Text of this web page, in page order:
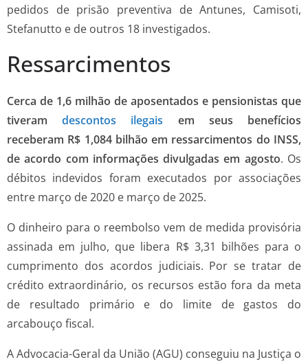
pedidos de prisão preventiva de Antunes, Camisoti,
Stefanutto e de outros 18 investigados.
Ressarcimentos
Cerca de 1,6 milhão de aposentados e pensionistas que
tiveramdescontos ilegais em seus benefícios
receberam R$ 1,084 bilhão em ressarcimentos do INSS,
de acordo com informações divulgadas em agosto. Os
débitos indevidos foram executados por associações
entre março de 2020 e março de 2025.
O dinheiro para o reembolso vem de medida provisória
assinada em julho, que libera R$ 3,31 bilhões para o
cumprimento dos acordos judiciais. Por se tratar de
crédito extraordinário, os recursos estão fora da meta
de resultado primário e do limite de gastos do
arcabouço fiscal.
A Advocacia-Geral da União (AGU) conseguiu na Justiça o